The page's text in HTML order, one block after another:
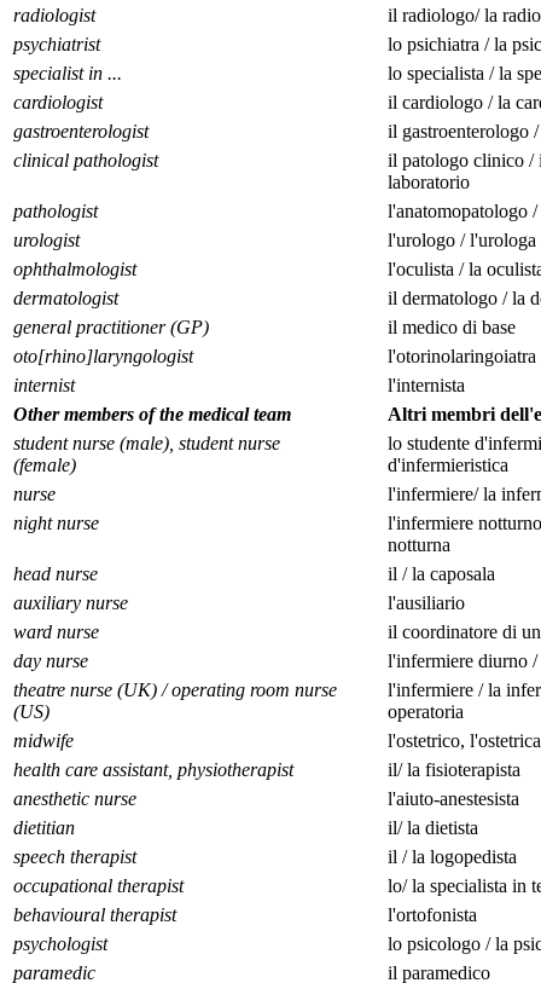
radiologist
il radiologo/ la
psychiatrist
lo psichiatra / la
specialist in ...
lo specialista / la
cardiologist
il cardiologo / la
gastroenterologist
il gastroenterologo
clinical pathologist
il patologo clinico /
laboratorio
pathologist
l'anatomopatologo
urologist
l'urologo / l'urologa
ophthalmologist
l'oculista / la
dermatologist
il dermatologo / la
general practitioner (GP)
il medico di base
oto[rhino]laryngologist
l'otorinolaringoiatra
internist
l'internista
Other members of the medical team
Altri membri
student nurse (male), student nurse
(female)
lo studente
d'infermieristica
nurse
l'infermiere/ la
night nurse
l'infermiere
notturna
head nurse
il / la caposala
auxiliary nurse
l'ausiliario
ward nurse
il coordinatore di
day nurse
l'infermiere diurno
theatre nurse (UK) / operating room nurse
(US)
l'infermiere / la
operatoria
midwife
l'ostetrico, l'ostetrica
health care assistant, physiotherapist
il/ la fisioterapista
anesthetic nurse
l'aiuto-anestesista
dietitian
il/ la dietista
speech therapist
il / la logopedista
occupational therapist
lo/ la specialista in
behavioural therapist
l'ortofonista
psychologist
lo psicologo / la
paramedic
il paramedico